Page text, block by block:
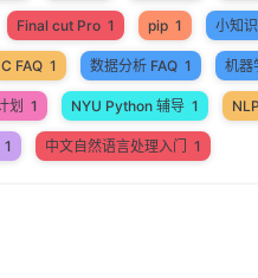
Final cut Pro 1 pip 1 小知识
C FAQ 1 数据分析 FAQ 1 机器
划 1 NYU Python 辅导 1 NLP
1 中文自然语言处理入门 1